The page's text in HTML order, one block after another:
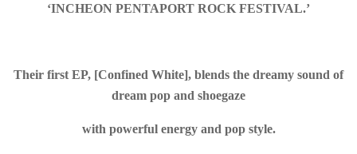
‘INCHEON PENTAPORT ROCK FESTIVAL.’
Their first EP, [Confined White], blends the dreamy sound of
dream pop and shoegaze
with powerful energy and pop style.